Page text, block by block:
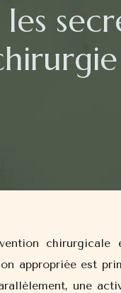
appropriée est
une